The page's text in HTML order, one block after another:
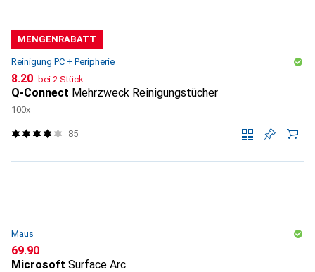
MENGENRABATT
Reinigung PC + Peripherie
CHF
8.20 bei 2 Stück
Q-Connect Mehrzweck Reinigungstücher
100x
85
Maus
CHF
69.90
Microsoft Surface Arc